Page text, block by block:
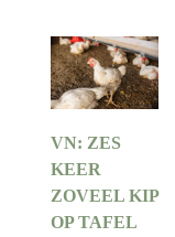
VN: ZES
KEER
ZOVEEL KIP
OP TAFEL